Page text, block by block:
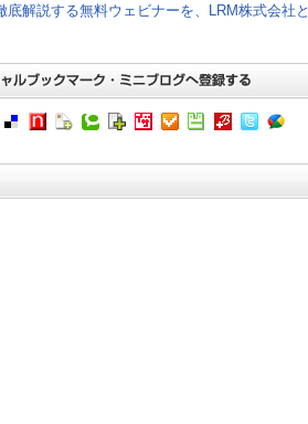
底解説する無料ウェビナーを、LRM株式会社と